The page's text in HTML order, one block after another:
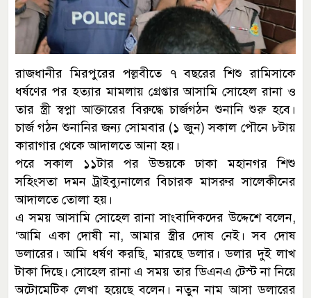
রাজধানীর মিরপুরের পল্লবীতে ৭ বছরের শিশু রামিসাকে
ধর্ষণের পর হত্যার মামলায় গ্রেপ্তার আসামি সোহেল রানা ও
তার স্ত্রী স্বপ্না আক্তারের বিরুদ্ধে চার্জগঠন শুনানি শুরু হবে।
চার্জ গঠন শুনানির জন্য সোমবার (১ জুন) সকাল পৌনে ৮টায়
কারাগার থেকে আদালতে আনা হয়।
পরে সকাল ১১টার পর উভয়কে ঢাকা মহানগর শিশু
সহিংসতা দমন ট্রাইব্যুনালের বিচারক মাসরুর সালেকীনের
আদালতে তোলা হয়।
এ সময় আসামি সোহেল রানা সাংবাদিকদের উদ্দেশে বলেন,
‘আমি একা দোষী না, আমার স্ত্রীর দোষ নেই। সব দোষ
ডলারের। আমি ধর্ষণ করছি, মারছে ডলার। ডলার দুই লাখ
টাকা দিছে। সোহেল রানা এ সময় তার ডিএনএ টেস্ট না নিয়ে
অটোমেটিক লেখা হয়েছে বলেন। নতুন নাম আসা ডলারের